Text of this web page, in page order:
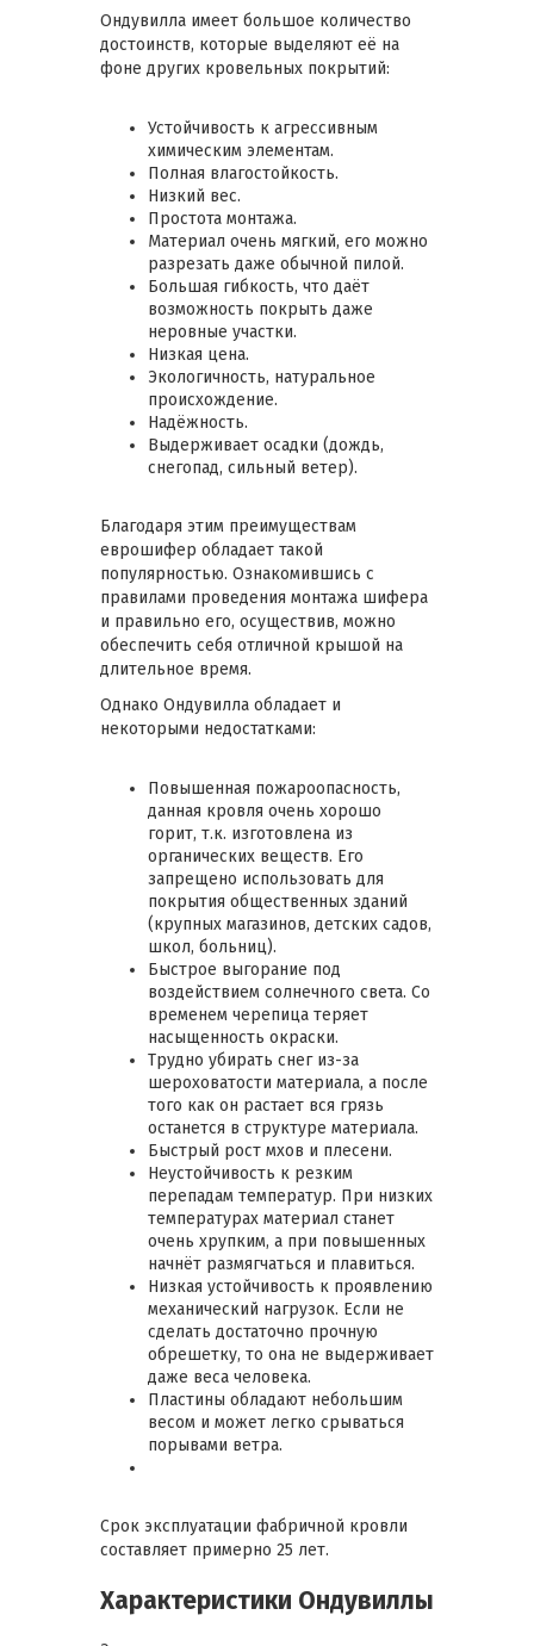
Ондувилла имеет большое количество
достоинств, которые выделяют её на
фоне других кровельных покрытий:
Устойчивость к агрессивным
химическим элементам.
Полная влагостойкость.
Низкий вес.
Простота монтажа.
Материал очень мягкий, его можно
разрезать даже обычной пилой.
Большая гибкость, что даёт
возможность покрыть даже
неровные участки.
Низкая цена.
Экологичность, натуральное
происхождение.
Надёжность.
Выдерживает осадки (дождь,
снегопад, сильный ветер).
Благодаря этим преимуществам
еврошифер обладает такой
популярностью. Ознакомившись с
правилами проведения монтажа шифера
и правильно его, осуществив, можно
обеспечить себя отличной крышой на
длительное время.
Однако Ондувилла обладает и
некоторыми недостатками:
Повышенная пожароопасность,
данная кровля очень хорошо
горит, т.к. изготовлена из
органических веществ. Его
запрещено использовать для
покрытия общественных зданий
(крупных магазинов, детских садов,
школ, больниц).
Быстрое выгорание под
воздействием солнечного света. Со
временем черепица теряет
насыщенность окраски.
Трудно убирать снег из-за
шероховатости материала, а после
того как он растает вся грязь
останется в структуре материала.
Быстрый рост мхов и плесени.
Неустойчивость к резким
перепадам температур. При низких
температурах материал станет
очень хрупким, а при повышенных
начнёт размягчаться и плавиться.
Низкая устойчивость к проявлению
механический нагрузок. Если не
сделать достаточно прочную
обрешетку, то она не выдерживает
даже веса человека.
Пластины обладают небольшим
весом и может легко срываться
порывами ветра.
Срок эксплуатации фабричной кровли
составляет примерно 25 лет.
Характеристики Ондувиллы